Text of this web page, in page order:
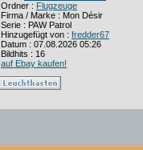
Ordner : Flugzeuge
Firma / Marke : Mon Désir
Serie : PAW Patrol
Hinzugefügt von : fredder67
Datum : 07.08.2026 05:26
Bildhits : 16
auf Ebay kaufen!